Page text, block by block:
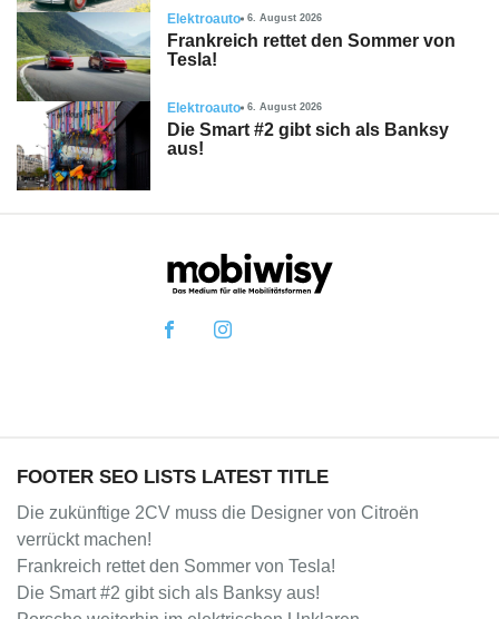
Elektroauto 6. August 2026
Frankreich rettet den Sommer von
Tesla!
Elektroauto 6. August 2026
Die Smart #2 gibt sich als Banksy
aus!
FOOTER SEO LISTS LATEST TITLE
Die zukünftige 2CV muss die Designer von Citroën
verrückt machen!
Frankreich rettet den Sommer von Tesla!
Die Smart #2 gibt sich als Banksy aus!